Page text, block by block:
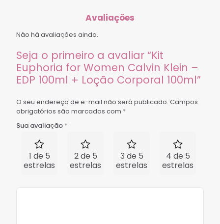
Avaliações
Não há avaliações ainda.
Seja o primeiro a avaliar “Kit
Euphoria for Women Calvin Klein –
EDP 100ml + Loção Corporal 100ml”
O seu endereço de e-mail não será publicado. Campos
obrigatórios são marcados com *
Sua avaliação *
1 de 5
estrelas
2 de 5
estrelas
3 de 5
estrelas
4 de 5
estrelas